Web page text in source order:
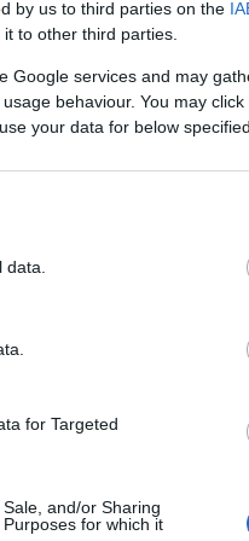
by us to third parties on the
to other third parties.
Google services and may
behaviour. You may
your data for below
for Targeted
and/or Sharing
for which it
hogy azokkal könnyű
hozzáférhető eszközt, és
X-re.